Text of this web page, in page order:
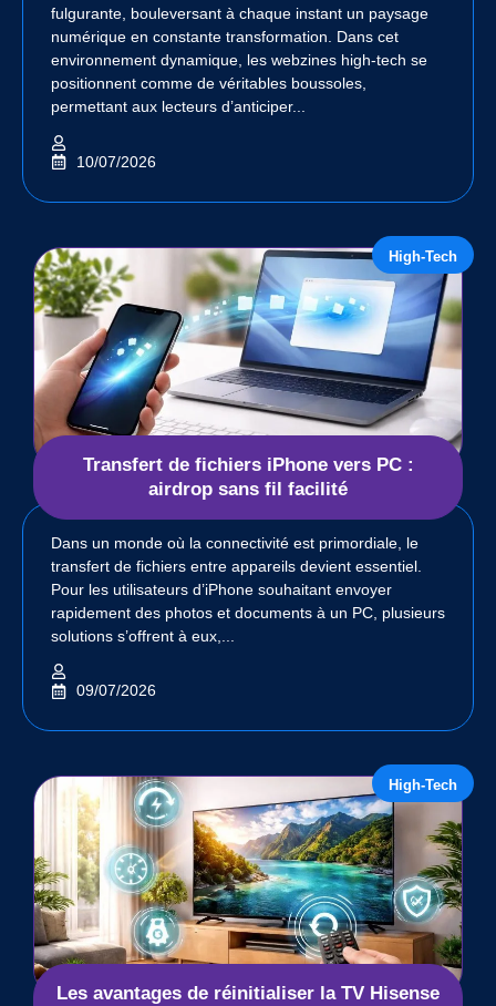
fulgurante, bouleversant à chaque instant un paysage
numérique en constante transformation. Dans cet
environnement dynamique, les webzines high-tech se
positionnent comme de véritables boussoles,
permettant aux lecteurs d’anticiper...
10/07/2026
High-Tech
Transfert de fichiers iPhone vers PC :
airdrop sans fil facilité
Dans un monde où la connectivité est primordiale, le
transfert de fichiers entre appareils devient essentiel.
Pour les utilisateurs d’iPhone souhaitant envoyer
rapidement des photos et documents à un PC, plusieurs
solutions s’offrent à eux,...
09/07/2026
High-Tech
Les avantages de réinitialiser la TV Hisense